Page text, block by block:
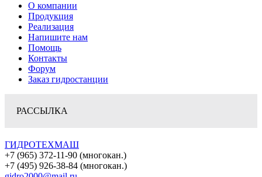
О компании
Продукция
Реализация
Напишите нам
Помощь
Контакты
Форум
Заказ гидростанции
РАССЫЛКА
ГИДРОТЕХМАШ
+7 (965) 372-11-90 (многокан.)
+7 (495) 926-38-84 (многокан.)